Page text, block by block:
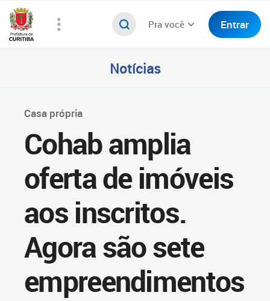
Pra você Entrar
Notícias
Casa própria
Cohab amplia
oferta de imóveis
aos inscritos.
Agora são sete
empreendimentos